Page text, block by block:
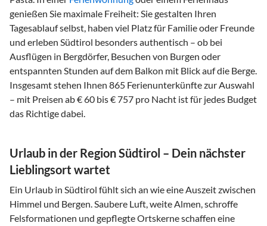
genießen Sie maximale Freiheit: Sie gestalten Ihren
Tagesablauf selbst, haben viel Platz für Familie oder Freunde
und erleben Südtirol besonders authentisch – ob bei
Ausflügen in Bergdörfer, Besuchen von Burgen oder
entspannten Stunden auf dem Balkon mit Blick auf die Berge.
Insgesamt stehen Ihnen 865 Ferienunterkünfte zur Auswahl
– mit Preisen ab € 60 bis € 757 pro Nacht ist für jedes Budget
das Richtige dabei.
Urlaub in der Region Südtirol – Dein nächster
Lieblingsort wartet
Ein Urlaub in Südtirol fühlt sich an wie eine Auszeit zwischen
Himmel und Bergen. Saubere Luft, weite Almen, schroffe
Felsformationen und gepflegte Ortskerne schaffen eine